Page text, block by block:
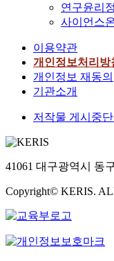
연구윤리
사이언스
이용약관
개인정보처리방
개인정보 재동의
기관소개
저작물 게시중
41061 대구광역시 동
Copyright© KERIS.